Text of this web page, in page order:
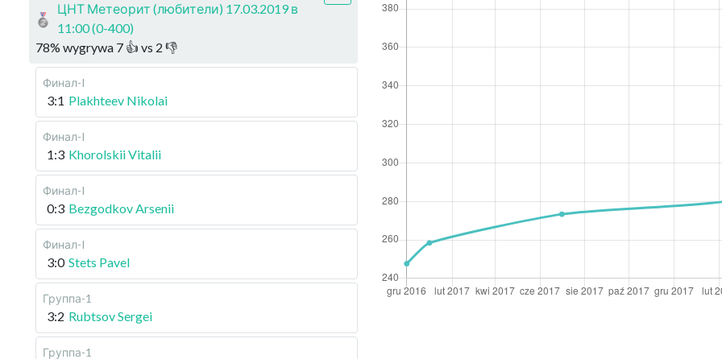
ЦНТ Метеорит (любители) 17.03.2019 в
11:00 (0-400)
78% wygrywa 7 👍 vs 2 👎
Финал-I
3:1 Plakhteev Nikolai
Финал-I
1:3 Khorolskii Vitalii
Финал-I
0:3 Bezgodkov Arsenii
Финал-I
3:0 Stets Pavel
Группа-1
3:2 Rubtsov Sergei
Группа-1